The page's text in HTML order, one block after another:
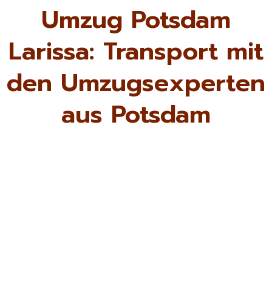
Umzug Potsdam
Larissa: Transport mit
den Umzugsexperten
aus Potsdam